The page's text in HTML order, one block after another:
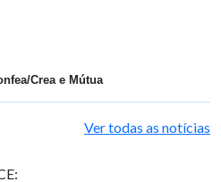
Crea e Mútua
Ver todas as notícias